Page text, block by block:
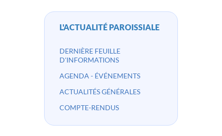
L'ACTUALITÉ PAROISSIALE
DERNIÈRE FEUILLE
D'INFORMATIONS
AGENDA - ÉVÉNEMENTS
ACTUALITÉS GÉNÉRALES
COMPTE-RENDUS